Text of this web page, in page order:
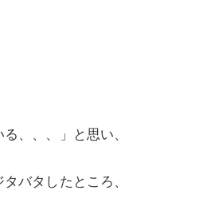
、、、」と思い、
バタしたところ、